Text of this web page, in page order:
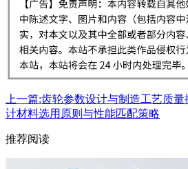
上一篇:齿轮参数设计与制造工艺质量
计材料选用原则与性能匹配策略
推荐阅读